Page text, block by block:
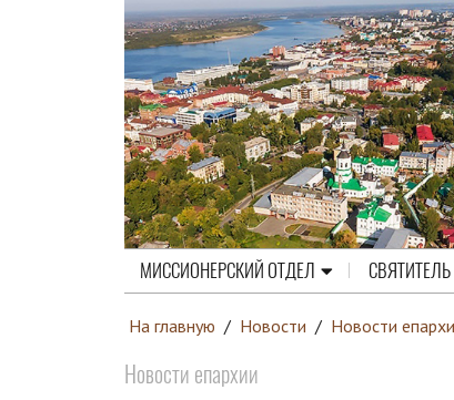
МИССИОНЕРСКИЙ ОТДЕЛ
На главную / Новости / Новости
Новости епархии